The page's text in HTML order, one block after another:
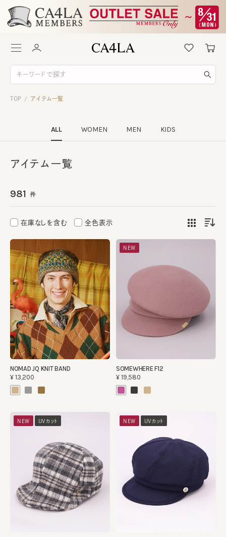
TOP / アイテム一覧
ALL WOMEN MEN KIDS
アイテム一覧
981 件
在庫なしを含む 全色表示
NOMAD JQ KNIT BAND
¥13,200
NEW
SOMEWHERE F12
¥19,580
NEW UVカット NEW UVカット